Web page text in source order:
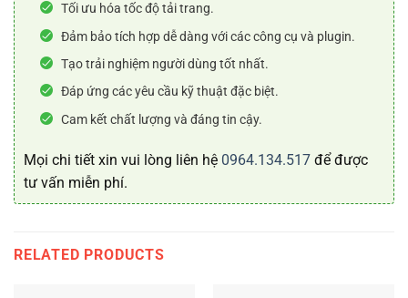
Tối ưu hóa tốc độ tải trang.
Đảm bảo tích hợp dễ dàng với các công cụ và plugin.
Tạo trải nghiệm người dùng tốt nhất.
Đáp ứng các yêu cầu kỹ thuật đặc biệt.
Cam kết chất lượng và đáng tin cậy.
Mọi chi tiết xin vui lòng liên hệ 0964.134.517 để được
tư vấn miễn phí.
RELATED PRODUCTS